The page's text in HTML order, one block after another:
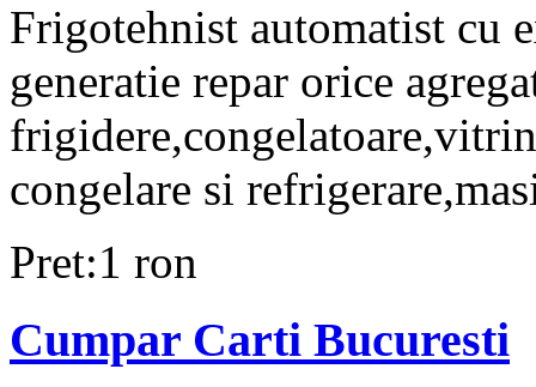
Frigotehnist automatist cu
generatie repar orice
congelare si
Pret:1 ron
Cumpar Carti Bucuresti